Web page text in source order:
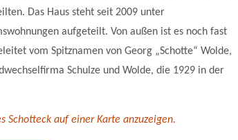
Das Haus steht seit 2009 unter
aufgeteilt. Von außen ist es noch fast
vom Spitznamen von Georg „Schotte“ Wolde,
Schulze und Wolde, die 1929 in der
Schotteck auf einer Karte anzuzeigen.